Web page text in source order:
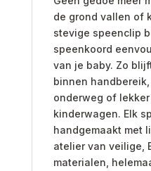
de grond vallen of
stevige speenclip
speenkoord
van je baby. Zo
binnen
onderweg of
kinderwagen. Elk
handgemaakt met
atelier van veilige,
materialen,